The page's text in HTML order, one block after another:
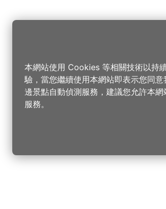
本網站使用 Cookies 等相關技術以持
驗，當您繼續使用本網站即表示您同
邊景點自動偵測服務，建議您允許本
服務。